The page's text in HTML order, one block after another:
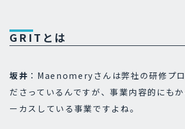
GRITとは
坂井 ：Maenomeryさんは弊社の研修プ
ださっているんですが、事業内容的にもか
ーカスしている事業ですよね。